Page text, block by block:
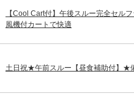
【Cool Cart付】午後スルー完全セ
風機付カートで快適
土日祝★午前スルー【昼食補助付】★